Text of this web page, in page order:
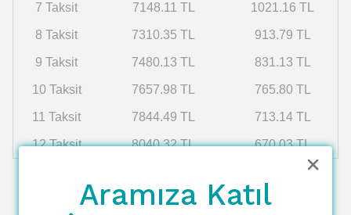
7 Taksit 7148.11 TL 1021.16 TL
8 Taksit 7310.35 TL 913.79 TL
9 Taksit 7480.13 TL 831.13 TL
10 Taksit 7657.98 TL 765.80 TL
11 Taksit 7844.49 TL 713.14 TL
12 Taksit 8040.32 TL 670.03 TL
Aramıza Katıl